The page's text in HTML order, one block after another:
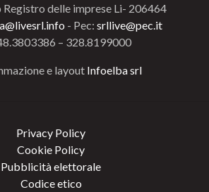
Registro delle imprese Li- 206464
- Pec: srllive@pec.it
– 328.8199000
e layout Infoelba srl
Privacy Policy
Cookie Policy
Pubblicità elettorale
Codice etico